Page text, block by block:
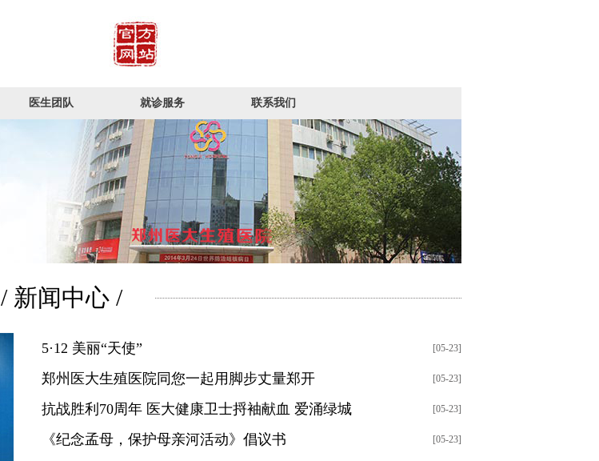
医生团队 就诊服务 联系我们
/ 新闻中心 /
[05-23]
5·12 美丽“天使”
[05-23]
郑州医大生殖医院同您一起用脚步丈量郑开
[05-23]
抗战胜利70周年 医大健康卫士捋袖献血 爱涌绿城
[05-23]
《纪念孟母，保护母亲河活动》倡议书